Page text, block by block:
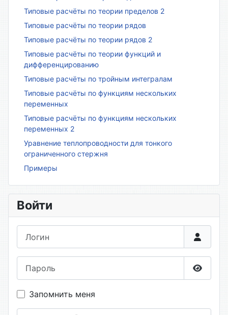
Типовые расчёты по теории пределов 2
Типовые расчёты по теории рядов
Типовые расчёты по теории рядов 2
Типовые расчёты по теории функций и
дифференцированию
Типовые расчёты по тройным интегралам
Типовые расчёты по функциям нескольких
переменных
Типовые расчёты по функциям нескольких
переменных 2
Уравнение теплопроводности для тонкого
ограниченного стержня
Примеры
Войти
Запомнить меня